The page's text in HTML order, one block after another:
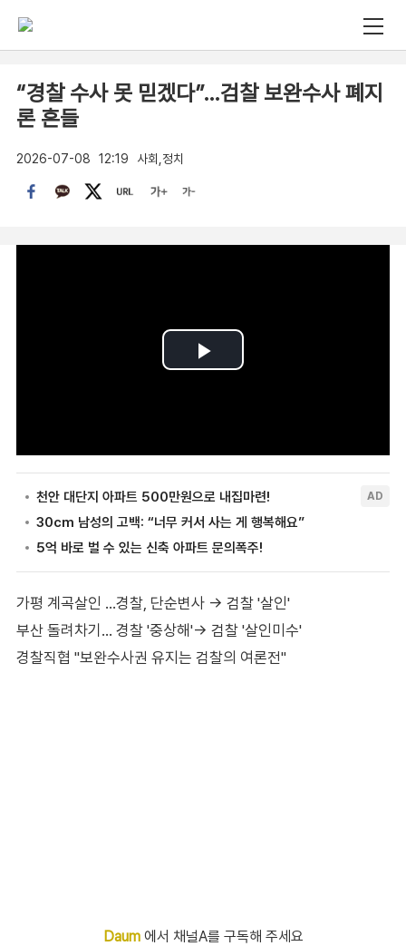
“경찰 수사 못 믿겠다”…검찰 보완수사 폐지
론 흔들
2026-07-08 12:19 사회,정치
가평 계곡살인 …경찰, 단순변사 → 검찰 '살인'
부산 돌려차기… 경찰 '중상해'→ 검찰 '살인미수'
경찰직협 "보완수사권 유지는 검찰의 여론전"
Daum에서 채널A를 구독해 주세요